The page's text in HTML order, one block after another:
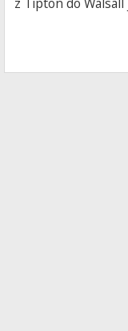
z Tipton do